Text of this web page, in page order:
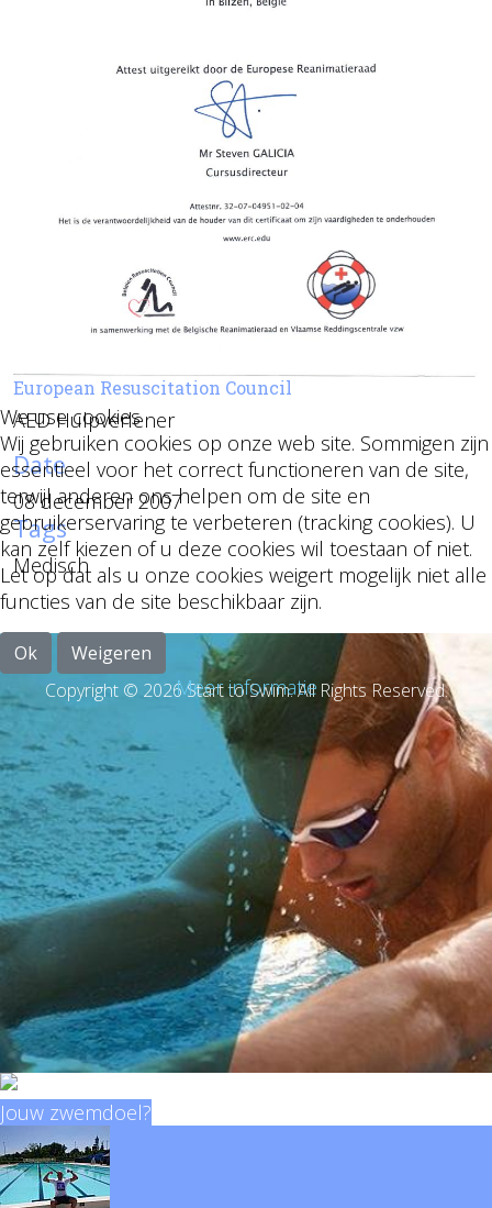
European Resuscitation Council
AED Hulpverlener
Date
08 december 2007
Tags
Medisch
Copyright © 2026 Start to Swim. All Rights Reserved.
Jouw zwemdoel?
We use cookies
Wij gebruiken cookies op onze web site. Sommigen zijn
essentieel voor het correct functioneren van de site,
terwijl anderen ons helpen om de site en
gebruikerservaring te verbeteren (tracking cookies). U
kan zelf kiezen of u deze cookies wil toestaan of niet.
Let op dat als u onze cookies weigert mogelijk niet alle
functies van de site beschikbaar zijn.
Ok Weigeren
Meer informatie